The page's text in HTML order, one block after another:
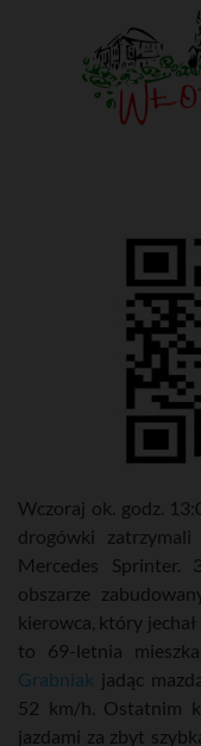
Wczoraj ok. godz.
drogówki
Mercedes Sprinter.
obszarze
kierowca, który
to 69-letnia
Grabniak jadąc
52 km/h. Ostatnim
jazdami za zbyt